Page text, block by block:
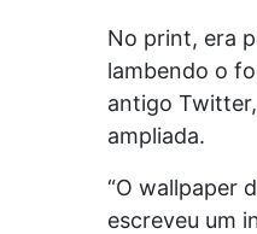
No print, era
lambendo o
antigo
ampliada.
“O wallpaper
escreveu um